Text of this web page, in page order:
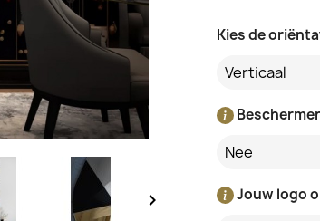

Kies de
Verticaal
Nee
Jouw logo